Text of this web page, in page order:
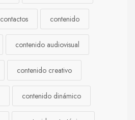
contactos contenido
contenido audiovisual
contenido creativo
contenido dinámico